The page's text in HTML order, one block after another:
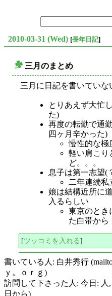
2010-03-31 (Wed) [長年日記]
三月のまとめ
三月に日記を書いていな
とりあえず大忙
た)
再度の転勤で通
四ヶ月辛かった)
慢性的な極
軽い肩こり
ど。。。
息子は第一志望(
二年連続私
娘は結構近所に
入るらしい
東京のとき
た白帯から
[ツッコミを入れる]
書いている人: 白井秀行
ｙ。ｏｒｇ)
訪問して下さった人: 今日: 人
日から)